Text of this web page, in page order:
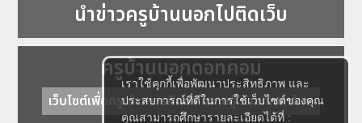
เราใช้คุกกี้เพื่อพัฒนาประสิทธิภาพ และ
ประสบการณ์ที่ดีในการใช้เว็บไซต์ของคุณ
คุณสามารถศึกษารายละเอียดได้ที่ :
นำข่าวครูบ้านนอกไปติดเว็บ
ครูบ้านนอกดอทคอม
เว็บไซต์เพื่อครู ข่าวการศึกษา ความรู้ การศึกษาไทย